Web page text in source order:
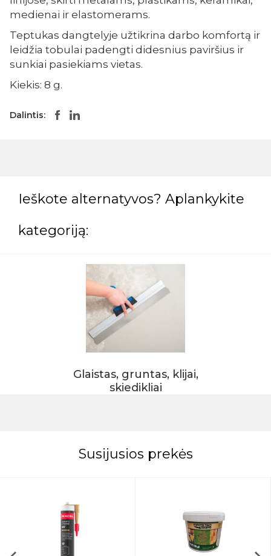
medienai ir elastomerams.
Teptukas dangtelyje užtikrina darbo komfortą ir
leidžia tobulai padengti didesnius paviršius ir
sunkiai pasiekiams vietas.
Kiekis: 8 g.
Dalintis:
Ieškote alternatyvos? Aplankykite
kategoriją:
Glaistas, gruntas, klijai,
skiedikliai
Susijusios prekės